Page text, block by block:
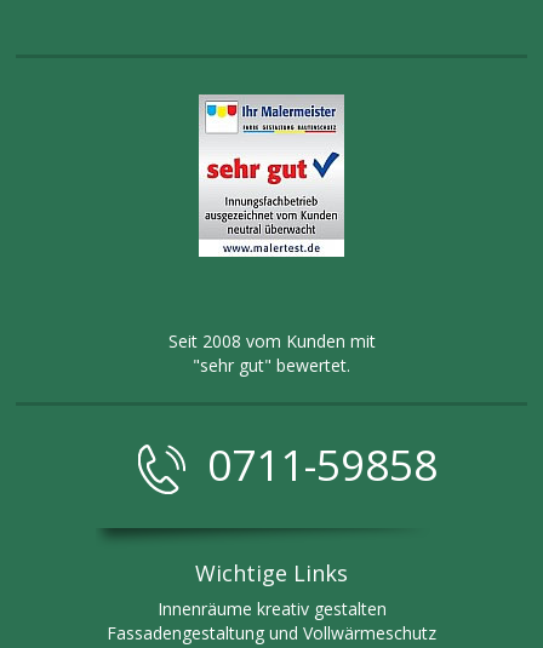
Seit 2008 vom Kunden mit
"sehr gut" bewertet.
0711-59858
Wichtige Links
Innenräume kreativ gestalten
Fassadengestaltung und Vollwärmeschutz